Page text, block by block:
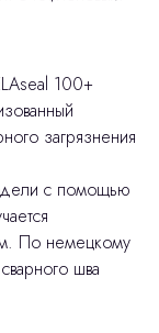
100+
загрязнения
с помощью
По немецкому
шва